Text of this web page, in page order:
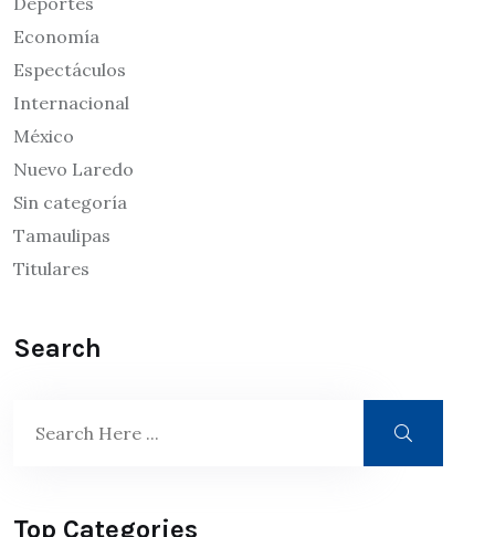
Economía
Espectáculos
Internacional
México
Nuevo Laredo
Sin categoría
Tamaulipas
Titulares
Search
Top Categories